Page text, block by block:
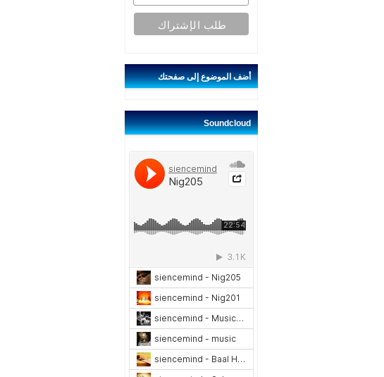
أضفالموضوع إلى صفحتك
Soundcloud